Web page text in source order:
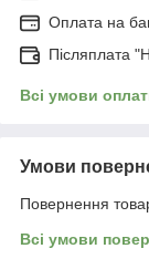
Оплата на
Післяплата
Всі умови
Умови
Повернення
Всі умови